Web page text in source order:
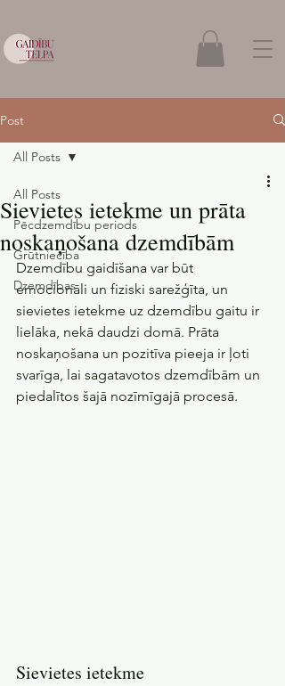
Post
All Posts
Pēcdzemdību periods
Grūtniecība
Dzemdības
All Posts
Sievietes ietekme un prāta
noskaņošana dzemdībām
Dzemdību gaidīšana var būt
emocionāli un fiziski sarežģīta, un
sievietes ietekme uz dzemdību gaitu ir
lielāka, nekā daudzi domā. Prāta
noskaņošana un pozitīva pieeja ir ļoti
svarīga, lai sagatavotos dzemdībām un
piedalītos šajā nozīmīgajā procesā.
Sievietes ietekme